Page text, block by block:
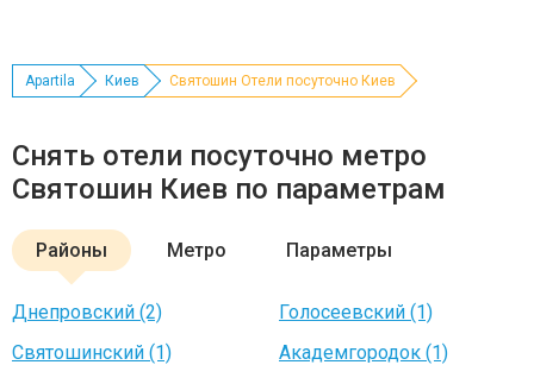
Apartila Киев Святошин Отели посуточно Киев
Снять отели посуточно метро
Святошин Киев по параметрам
Районы Метро Параметры
Днепровский (2)
Голосеевский (1)
Святошинский (1)
Академгородок (1)